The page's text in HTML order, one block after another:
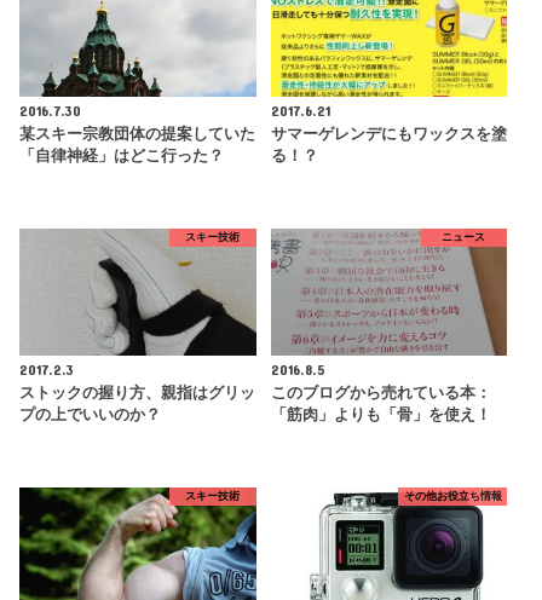
2016.7.30
某スキー宗教団体の提案していた
「自律神経」はどこ行った？
2017.6.21
サマーゲレンデにもワックスを塗
る！？
スキー技術
2017.2.3
ストックの握り方、親指はグリッ
プの上でいいのか？
ニュース
2016.8.5
このブログから売れている本：
「筋肉」よりも「骨」を使え！
スキー技術 その他お役立ち情報